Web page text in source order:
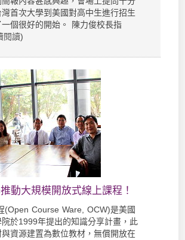
首次大學到美國對高中生進行招生
個很好的開始。 陳力俊校長指
閱讀)
動大規模開放式線上課程！
(Open Course Ware, OCW)是美國
院於1999年提出的知識分享計畫，此
資源建置為數位教材，無償開放在